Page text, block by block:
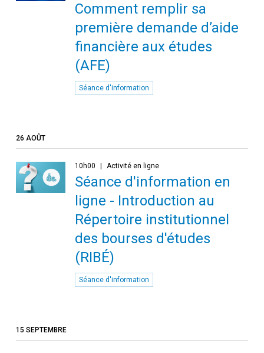
Comment remplir sa
première demande d’aide
financière aux études
(AFE)
Séance d'information
26 AOÛT
10h00 Activité en ligne
Séance d'information en
ligne - Introduction au
Répertoire institutionnel
des bourses d'études
(RIBÉ)
Séance d'information
15 SEPTEMBRE